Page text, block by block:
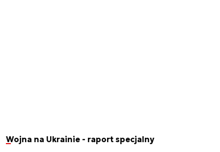
Wojna na Ukrainie - raport specjalny